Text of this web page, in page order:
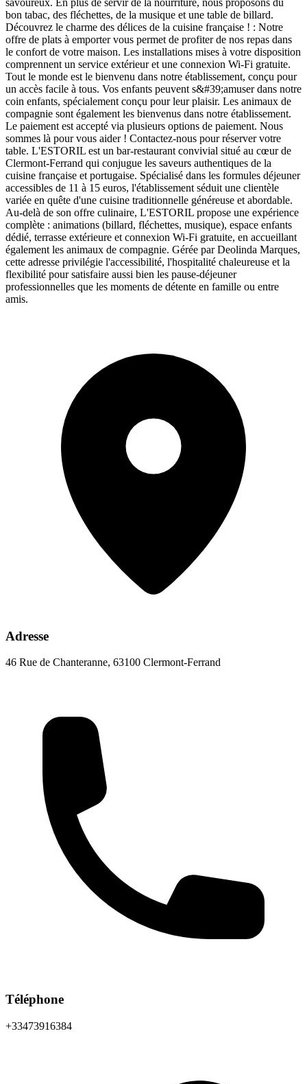
bon tabac, des fléchettes, de la musique et une table de billard.
Découvrez le charme des délices de la cuisine française ! : Notre
offre de plats à emporter vous permet de profiter de nos repas dans
le confort de votre maison. Les installations mises à votre disposition
comprennent un service extérieur et une connexion Wi-Fi gratuite.
Tout le monde est le bienvenu dans notre établissement, conçu pour
un accès facile à tous. Vos enfants peuvent s&#39;amuser dans notre
coin enfants, spécialement conçu pour leur plaisir. Les animaux de
compagnie sont également les bienvenus dans notre établissement.
Le paiement est accepté via plusieurs options de paiement. Nous
sommes là pour vous aider ! Contactez-nous pour réserver votre
table. L'ESTORIL est un bar-restaurant convivial situé au cœur de
Clermont-Ferrand qui conjugue les saveurs authentiques de la
cuisine française et portugaise. Spécialisé dans les formules déjeuner
accessibles de 11 à 15 euros, l'établissement séduit une clientèle
variée en quête d'une cuisine traditionnelle généreuse et abordable.
Au-delà de son offre culinaire, L'ESTORIL propose une expérience
complète : animations (billard, fléchettes, musique), espace enfants
dédié, terrasse extérieure et connexion Wi-Fi gratuite, en accueillant
également les animaux de compagnie. Gérée par Deolinda Marques,
cette adresse privilégie l'accessibilité, l'hospitalité chaleureuse et la
flexibilité pour satisfaire aussi bien les pause-déjeuner
professionnelles que les moments de détente en famille ou entre
amis.
Adresse
46 Rue de Chanteranne, 63100 Clermont-Ferrand
Téléphone
+33473916384